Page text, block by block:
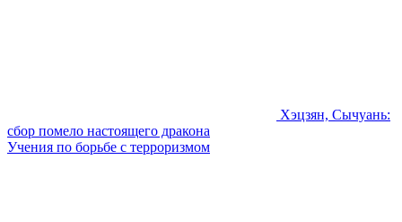
Хэцзян, Сычуань:
сбор помело настоящего дракона
Учения по борьбе с терроризмом